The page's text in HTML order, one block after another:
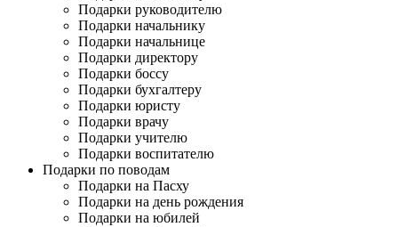
Подарки руководителю
Подарки начальнику
Подарки начальнице
Подарки директору
Подарки боссу
Подарки бухгалтеру
Подарки юристу
Подарки врачу
Подарки учителю
Подарки воспитателю
Подарки по поводам
Подарки на Пасху
Подарки на день рождения
Подарки на юбилей